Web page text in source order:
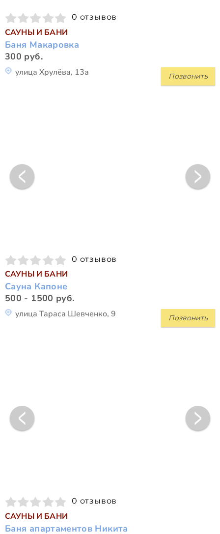
0 отзывов
САУНЫ И БАНИ
Баня Макаровка
300 руб.
Позвонить
улица Хрулёва, 13а
0 отзывов
САУНЫ И БАНИ
Сауна Капоне
500 - 1500 руб.
Позвонить
улица Тараса Шевченко, 9
0 отзывов
САУНЫ И БАНИ
Баня апартаментов Никита